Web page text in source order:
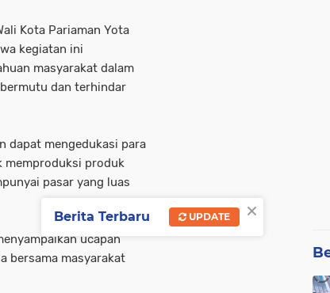
Kota Pariaman Yota
kegiatan ini
masyarakat dalam
dan terhindar
dapat mengedukasi para
memproduksi produk
pasar yang luas
ucapan
bersama masyarakat
×
Berita Terbaru UPDATE